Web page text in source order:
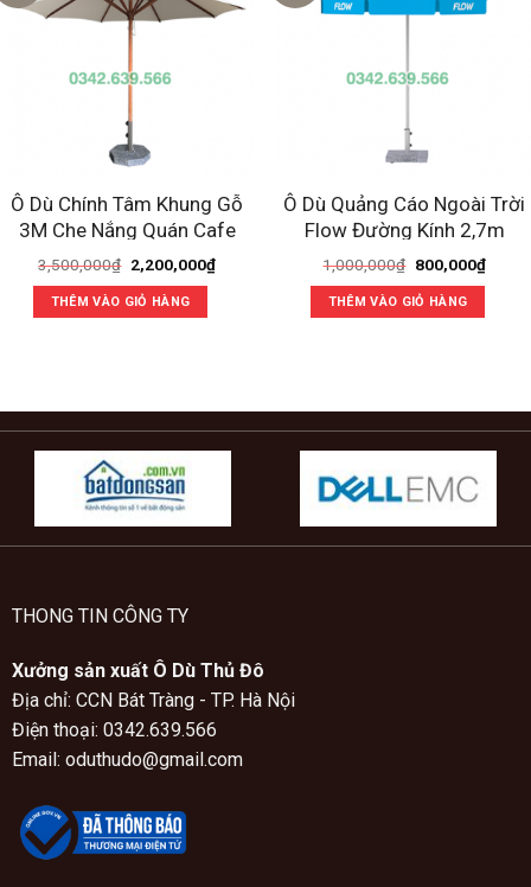
Ô Dù Chính Tâm Khung Gỗ
3M Che Nắng Quán Cafe
3,500,000₫ Giá
gốc
là:
3,500,000₫.
2,200,000₫Giá
hiện
THÊM VÀO GIỎ HÀNG
Ô Dù Quảng Cáo Ngoài Trời
Flow Đường Kính 2,7m
1,000,000₫ Giá
là:
1,000,000₫.
800,000₫Giá
hiện
THÊM VÀO GIỎ HÀNG
THONG TIN CÔNG TY
Xưởng sản xuất Ô Dù Thủ Đô
Địa chỉ: CCN Bát Tràng - TP. Hà Nội
Điện thoại: 0342.639.566
Email: oduthudo@gmail.com